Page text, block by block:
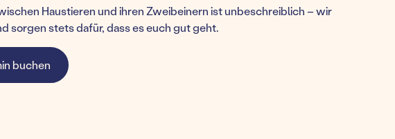
Haustieren und ihren Zweibeinern ist unbeschreiblich – wir
sorgen stets dafür, dass es euch gut geht.
buchen